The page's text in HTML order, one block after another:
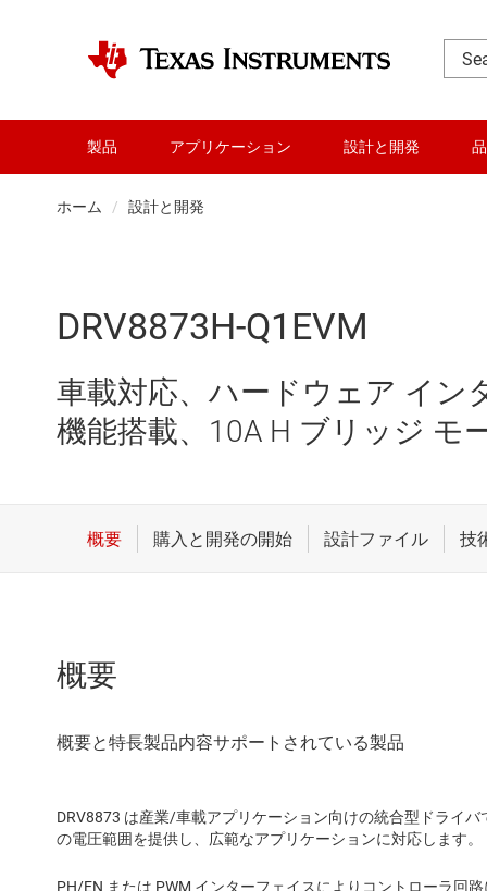
製品 アプリケーション 設計と開発
ホーム 設計と開発
DRV8873H-Q1EVM
車載対応、ハードウェア イン
機能搭載、10A H ブリッジ モ
概要
DRV8873 は産業/車載アプリケーション向けの統合型ドライ
の電圧範囲を提供し、広範なアプリケーションに対応します。
PH/EN または PWM インターフェイスによりコントローラ回